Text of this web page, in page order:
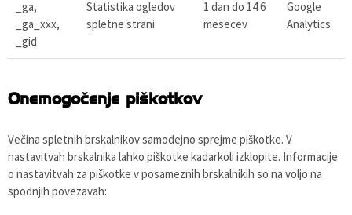
_ga,
_ga_xxx,
_gid
Statistika ogledov
spletne strani
1 dan do 14 6
mesecev
Google
Analytics
Onemogočenje piškotkov
Večina spletnih brskalnikov samodejno sprejme piškotke. V
nastavitvah brskalnika lahko piškotke kadarkoli izklopite. Informacije
o nastavitvah za piškotke v posameznih brskalnikih so na voljo na
spodnjih povezavah: